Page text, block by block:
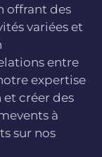
offrant des
variées et
entre
expertise
créer des
à
sur nos